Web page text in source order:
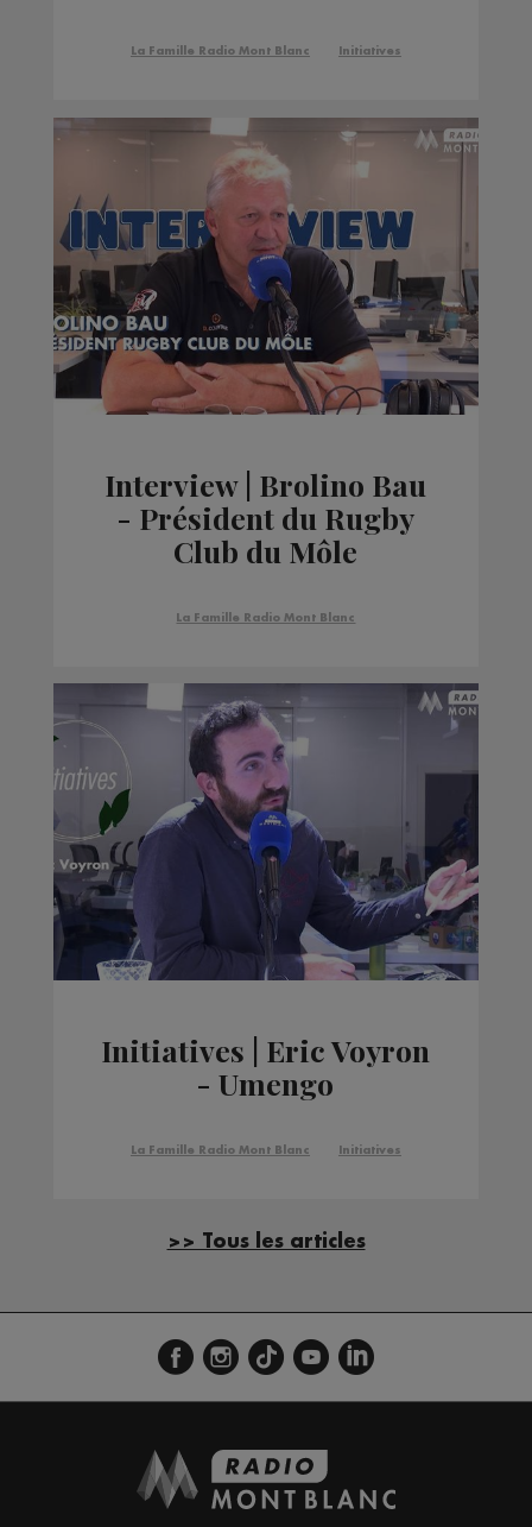
La Famille Radio Mont Blanc Initiatives
Interview | Brolino Bau
- Président du Rugby
Club du Môle
La Famille Radio Mont Blanc
Initiatives | Eric Voyron
- Umengo
La Famille Radio Mont Blanc Initiatives
>> Tous les articles